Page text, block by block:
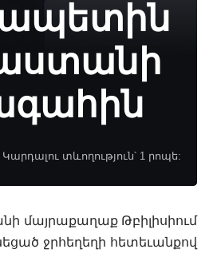
Կարդալու տևողություն՝ 1 րոպե:
մայրաքաղաքԹբիլիսիում
ջրհեղեղի հետեւանքով